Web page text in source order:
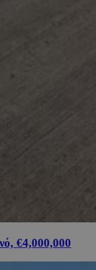
€4,000,000